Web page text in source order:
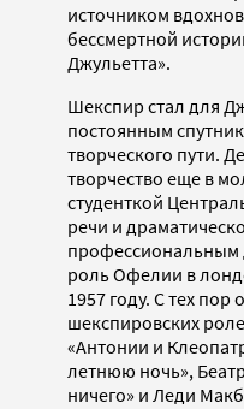
источником
бессмертной
Джульетта».
Шекспир стал для
постоянным
творческого пути.
творчество еще в
студенткой
речи и
профессиональным
роль Офелии в
1957 году. С тех
шекспировских
«Антонии и
летнюю ночь»,
ничего» и Леди